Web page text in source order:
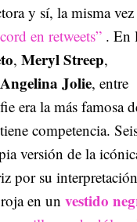
y sí, la misma vez
en retweets” . En
, Meryl Streep,
Angelina Jolie, entre
era la más famosa
competencia.
versión de la
por su interpretación
en un vestido